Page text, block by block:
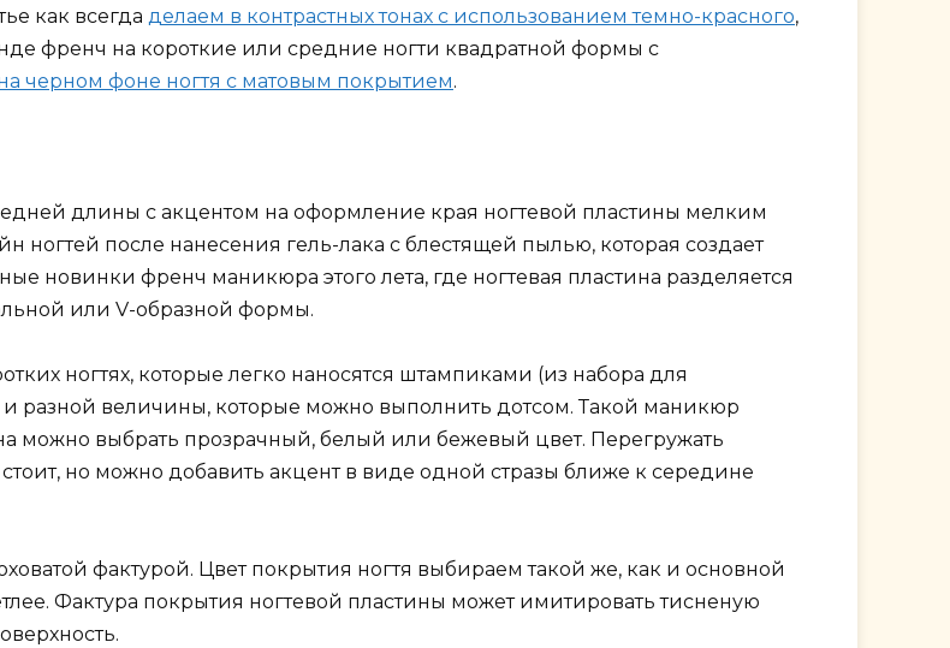
как всегда делаем в контрастных тонах с использованием темно-красного,
френч на короткие или средние ногти квадратной формы с
черном фоне ногтя с матовым покрытием.
длины с акцентом на оформление края ногтевой пластины мелким
ногтей после нанесения гель-лака с блестящей пылью, которая создает
новинки френч маникюра этого лета, где ногтевая пластина разделяется
или V-образной формы.
ногтях, которые легко наносятся штампиками (из набора для
и разной величины, которые можно выполнить дотсом. Такой маникюр
можно выбрать прозрачный, белый или бежевый цвет. Перегружать
но можно добавить акцент в виде одной стразы ближе к середине
фактурой. Цвет покрытия ногтя выбираем такой же, как и основной
Фактура покрытия ногтевой пластины может имитировать тисненую